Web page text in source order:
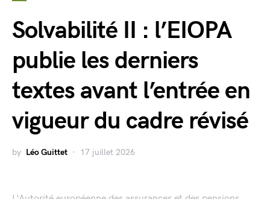
Solvabilité II : l’EIOPA
publie les derniers
textes avant l’entrée en
vigueur du cadre révisé
by Léo Guittet 17 juillet 2026